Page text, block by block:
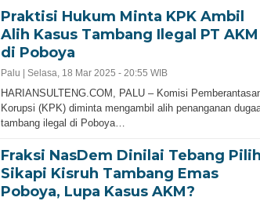
Praktisi Hukum Minta KPK Ambil
Alih Kasus Tambang Ilegal PT AKM
di Poboya
Palu | Selasa, 18 Mar 2025 - 20:55 WIB
HARIANSULTENG.COM, PALU – Komisi
Korupsi (KPK) diminta mengambil alih penanganan
tambang ilegal di Poboya…
Fraksi NasDem Dinilai Tebang
Sikapi Kisruh Tambang Emas
Poboya, Lupa Kasus AKM?